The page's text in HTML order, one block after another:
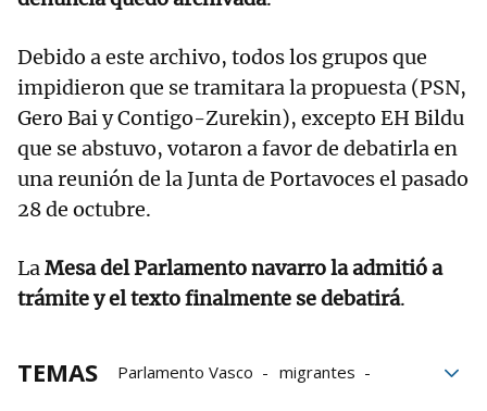
Debido a este archivo, todos los grupos que
impidieron que se tramitara la propuesta (PSN,
Gero Bai y Contigo-Zurekin), excepto EH Bildu
que se abstuvo, votaron a favor de debatirla en
una reunión de la Junta de Portavoces el pasado
28 de octubre.
LaMesa del Parlamento navarro la admitió a
trámite y el texto finalmente se debatirá.
TEMAS Parlamento Vasco
migrantes